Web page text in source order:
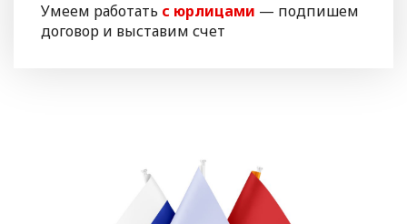
Умеем работать с юрлицами — подпишем
договор и выставим счет